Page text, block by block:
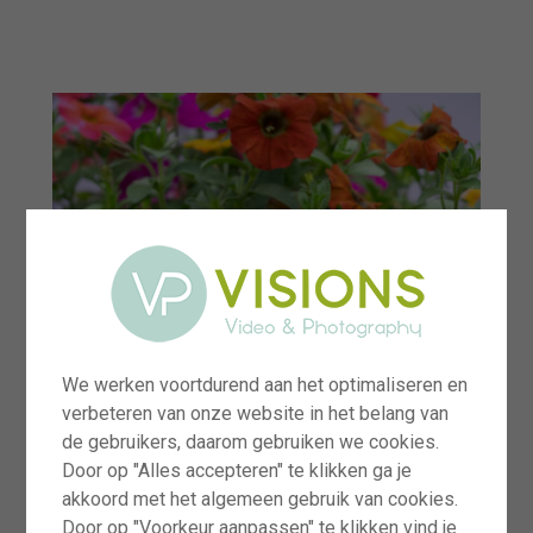
We werken voortdurend aan het optimaliseren en
verbeteren van onze website in het belang van
de gebruikers, daarom gebruiken we cookies.
Door op "Alles accepteren" te klikken ga je
akkoord met het algemeen gebruik van cookies.
Door op "Voorkeur aanpassen" te klikken vind je